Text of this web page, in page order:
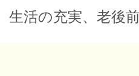
生活の充実、老後